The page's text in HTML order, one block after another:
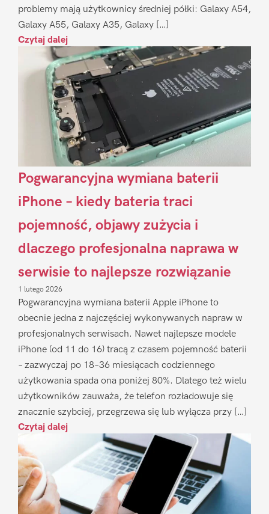
problemy mają użytkownicy średniej półki: Galaxy A54,
Galaxy A55, Galaxy A35, Galaxy […]
Czytaj dalej
Pogwarancyjna wymiana baterii
iPhone – kiedy bateria traci
pojemność, objawy zużycia i
dlaczego profesjonalna naprawa w
serwisie to najlepsze rozwiązanie
1 lutego 2026
Pogwarancyjna wymiana baterii Apple iPhone to
obecnie jedna z najczęściej wykonywanych napraw w
profesjonalnych serwisach. Nawet najlepsze modele
iPhone (od 11 do 16) tracą z czasem pojemność baterii
– zazwyczaj po 18–36 miesiącach codziennego
użytkowania spada ona poniżej 80%. Dlatego też wielu
użytkowników zauważa, że telefon rozładowuje się
znacznie szybciej, przegrzewa się lub wyłącza przy […]
Czytaj dalej